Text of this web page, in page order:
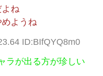
よね
ようね
ID:BIfQYQ8m0
ラが出る方が珍しい